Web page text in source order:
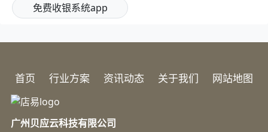
免费收银系统app
首页 行业方案 资讯动态 关于我们 网站地图
广州贝应云科技有限公司